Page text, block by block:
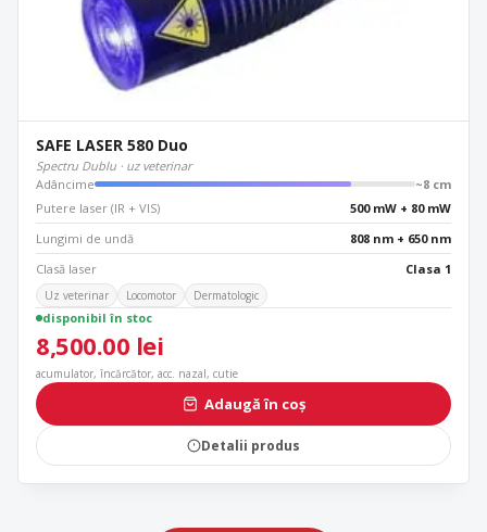
SAFE LASER 580 Duo
Spectru Dublu · uz veterinar
Adâncime
~8 cm
Putere laser (IR + VIS)
500 mW + 80 mW
Lungimi de undă
808 nm + 650 nm
Clasă laser
Clasa 1
Uz veterinar Locomotor Dermatologic
disponibil în stoc
8,500.00 lei
acumulator, încărcător, acc. nazal, cutie
Adaugă în coș
Detalii produs